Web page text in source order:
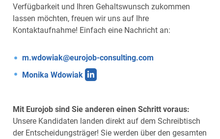
Verfügbarkeit und Ihren Gehaltswunsch zukommen
lassen möchten, freuen wir uns auf Ihre
Kontaktaufnahme! Einfach eine Nachricht an:
m.wdowiak@eurojob-consulting.com
Monika Wdowiak
Mit Eurojob sind Sie anderen einen Schritt voraus:
Unsere Kandidaten landen direkt auf dem Schreibtisch
der Entscheidungsträger! Sie werden über den gesamten